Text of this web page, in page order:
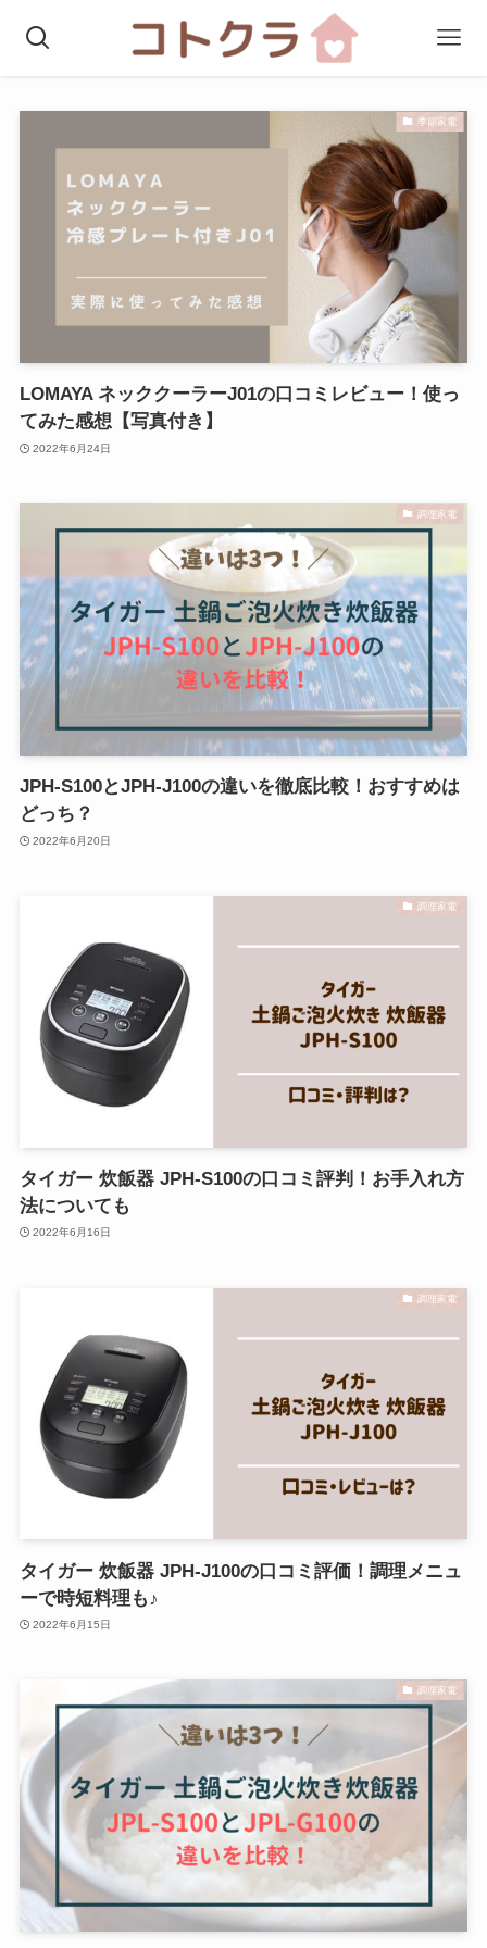
季節家電
LOMAYA ネッククーラーJ01の口コミレビュー！使っ
てみた感想【写真付き】
2022年6月24日
調理家電
JPH-S100とJPH-J100の違いを徹底比較！おすすめは
どっち？
2022年6月20日
調理家電
タイガー 炊飯器 JPH-S100の口コミ評判！お手入れ方
法についても
2022年6月16日
調理家電
タイガー 炊飯器 JPH-J100の口コミ評価！調理メニュ
ーで時短料理も♪
2022年6月15日
調理家電